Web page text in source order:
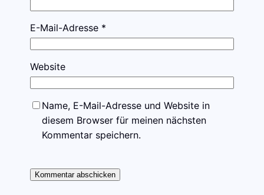
E-Mail-Adresse *
Website
Name, E-Mail-Adresse und Website in
diesem Browser für meinen nächsten
Kommentar speichern.